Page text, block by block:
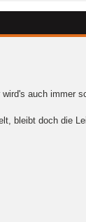
auch immer
bleibt doch die